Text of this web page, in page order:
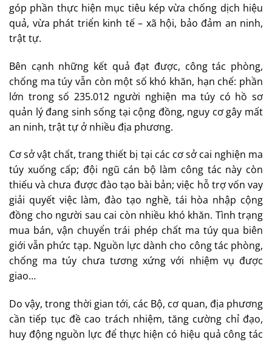
góp phần thực hiện mục tiêu kép vừa chống dịch hiệu
quả, vừa phát triển kinh tế – xã hội, bảo đảm an ninh,
trật tự.
Bên cạnh những kết quả đạt được, công tác phòng,
chống ma túy vẫn còn một số khó khăn, hạn chế: phần
lớn trong số 235.012 người nghiện ma túy có hồ sơ
quản lý đang sinh sống tại cộng đồng, nguy cơ gây mất
an ninh, trật tự ở nhiều địa phương.
Cơ sở vật chất, trang thiết bị tại các cơ sở cai nghiện ma
túy xuống cấp; đội ngũ cán bộ làm công tác này còn
thiếu và chưa được đào tạo bài bản; việc hỗ trợ vốn vay
giải quyết việc làm, đào tạo nghề, tái hòa nhập cộng
đồng cho người sau cai còn nhiều khó khăn. Tình trạng
mua bán, vận chuyển trái phép chất ma túy qua biên
giới vẫn phức tạp. Nguồn lực dành cho công tác phòng,
chống ma túy chưa tương xứng với nhiệm vụ được
giao…
Do vậy, trong thời gian tới, các Bộ, cơ quan, địa phương
cần tiếp tục đề cao trách nhiệm, tăng cường chỉ đạo,
huy động nguồn lực để thực hiện có hiệu quả công tác